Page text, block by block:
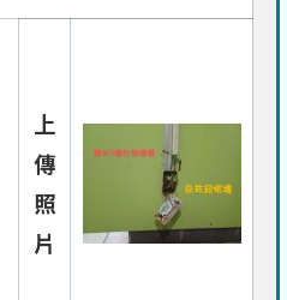
上
傳
照
片